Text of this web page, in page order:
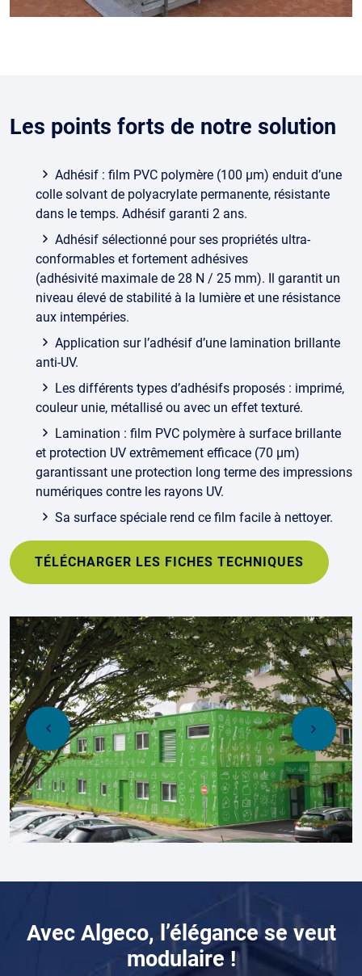
Les points forts de notre solution
Adhésif : film PVC polymère (100 μm) enduit d’une
colle solvant de polyacrylate permanente, résistante
dans le temps. Adhésif garanti 2 ans.
Adhésif sélectionné pour ses propriétés ultra-
conformables et fortement adhésives
(adhésivité maximale de 28 N / 25 mm). Il garantit un
niveau élevé de stabilité à la lumière et une résistance
aux intempéries.
Application sur l’adhésif d’une lamination brillante
anti-UV.
Les différents types d’adhésifs proposés : imprimé,
couleur unie, métallisé ou avec un effet texturé.
Lamination : film PVC polymère à surface brillante
et protection UV extrêmement efficace (70 μm)
garantissant une protection long terme des impressions
numériques contre les rayons UV.
Sa surface spéciale rend ce film facile à nettoyer.
TÉLÉCHARGER LES FICHES TECHNIQUES
Avec Algeco, l’élégance se veut
modulaire !